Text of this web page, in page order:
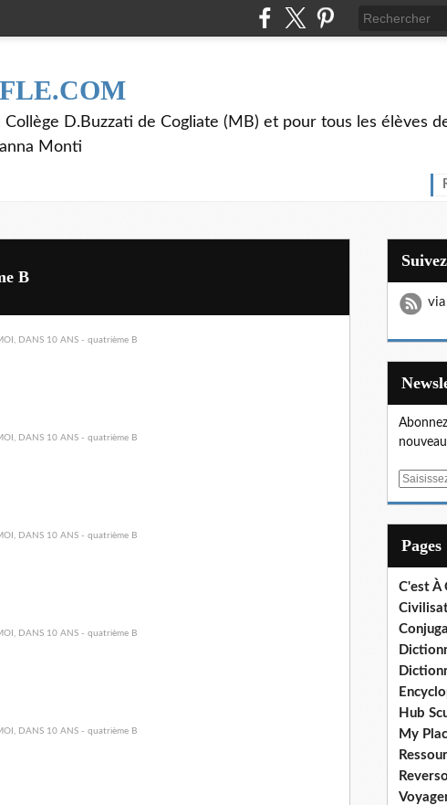
D.Buzzati de Cogliate (MB) et pour tous les élèves
Monti
B
via
E
Pages
C'est À
Hub
My